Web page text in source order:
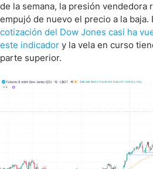
de la semana, la presión vendedora
empujó de nuevo el precio a la baja.
cotización del Dow Jones casi ha
este indicador y la vela en curso
parte superior.